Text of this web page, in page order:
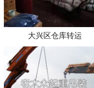
大兴区仓库转运